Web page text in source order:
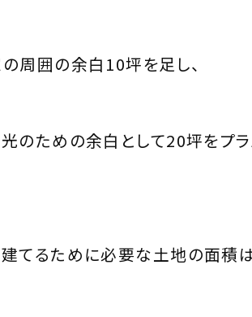
周囲の余白10坪を足し、
のための余白として20坪をプ
てるために必要な土地の面積